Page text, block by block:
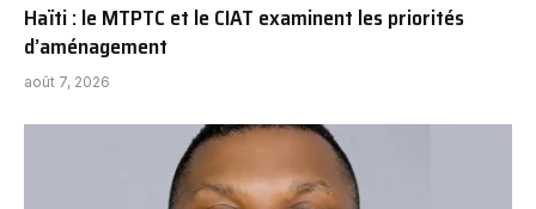
Haïti : le MTPTC et le CIAT examinent les priorités
d’aménagement
août 7, 2026